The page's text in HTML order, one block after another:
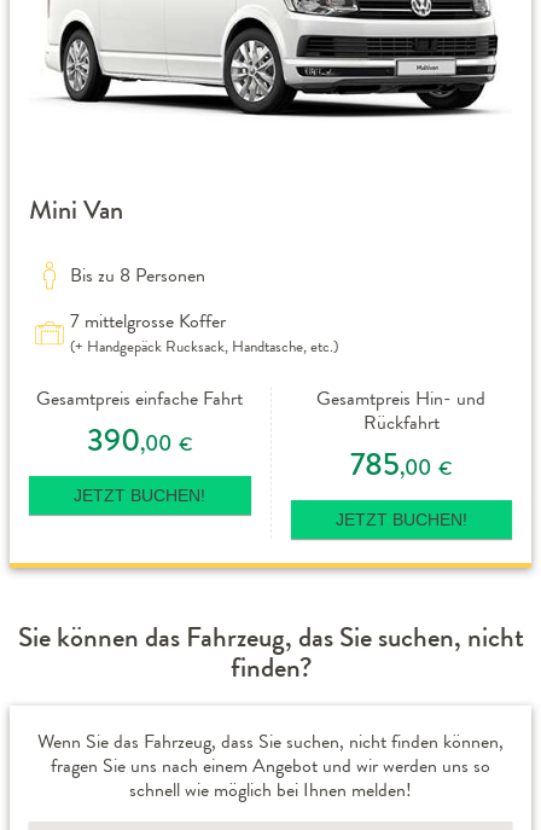
Mini Van
Bis zu 8 Personen
7 mittelgrosse Koffer
(+ Handgepäck Rucksack, Handtasche, etc.)
Gesamtpreis einfache Fahrt
390,00 €
JETZT BUCHEN!
Gesamtpreis Hin- und
Rückfahrt
785,00 €
JETZT BUCHEN!
Sie können das Fahrzeug, das Sie suchen, nicht
finden?
Wenn Sie das Fahrzeug, dass Sie suchen, nicht finden können,
fragen Sie uns nach einem Angebot und wir werden uns so
schnell wie möglich bei Ihnen melden!